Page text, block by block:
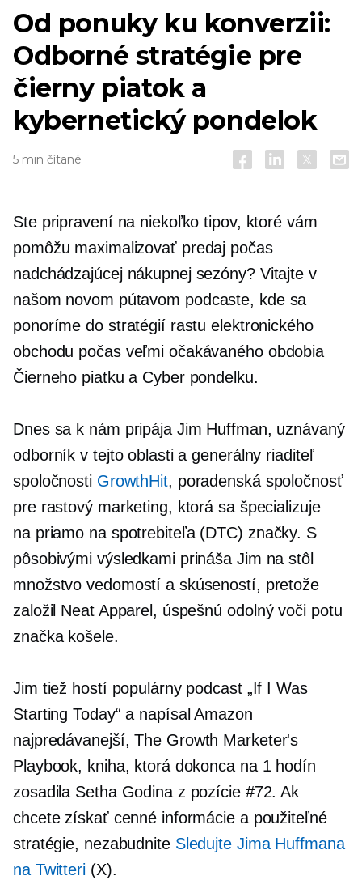
Od ponuky ku konverzii:
Odborné stratégie pre
čierny piatok a
kybernetický pondelok
5 min čítané
Ste pripravení na niekoľko tipov, ktoré vám
pomôžu maximalizovať predaj počas
nadchádzajúcej nákupnej sezóny? Vitajte v
našom novom pútavom podcaste, kde sa
ponoríme do stratégií rastu elektronického
obchodu počas veľmi očakávaného obdobia
Čierneho piatku a Cyber ​​​​pondelku.
Dnes sa k nám pripája Jim Huffman, uznávaný
odborník v tejto oblasti a generálny riaditeľ
spoločnosti GrowthHit, poradenská spoločnosť
pre rastový marketing, ktorá sa špecializuje
na priamo na spotrebiteľa(DTC) značky. S
pôsobivými výsledkami prináša Jim na stôl
množstvo vedomostí a skúseností, pretože
založil Neat Apparel, úspešnú odolný voči potu
značka košele.
Jim tiež hostí populárny podcast „If I Was
Starting Today“ a napísal Amazon
najpredávanejší, The Growth Marketer's
Playbook, kniha, ktorá dokonca na 1 hodín
zosadila Setha Godina z pozície #72. Ak
chcete získať cenné informácie a použiteľné
stratégie, nezabudnite Sledujte Jima Huffmana
na Twitteri(X).